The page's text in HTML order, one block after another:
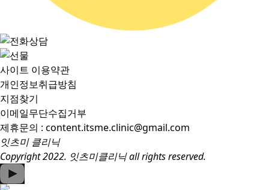
사이트 이용약관
개인정보취급방침
지점찾기
이메일무단수집거부
제휴문의 : content.itsme.clinic@gmail.com
잇츠미 클리닉
Copyright 2022. 잇츠미클리닉 all rights reserved.